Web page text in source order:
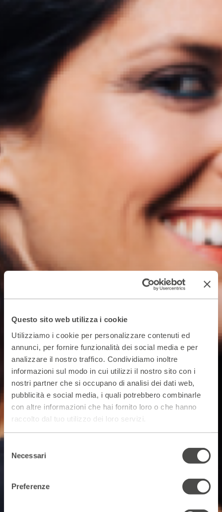
Questo sito web utilizza i cookie
Utilizziamo i cookie per personalizzare contenuti ed
annunci, per fornire funzionalità dei social media e per
analizzare il nostro traffico. Condividiamo inoltre
informazioni sul modo in cui utilizzi il nostro sito con i
nostri partner che si occupano di analisi dei dati web,
pubblicità e social media, i quali potrebbero combinarle
con altre informazioni che hai fornito loro o che hanno
raccolto dal tuo utilizzo dei loro servizi.
delNecessari
Preferenze